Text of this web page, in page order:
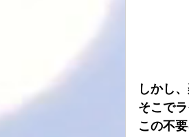
しかし
そこで
この不